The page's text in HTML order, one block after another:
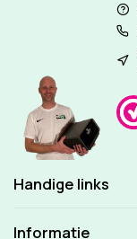
Handige links
Informatie